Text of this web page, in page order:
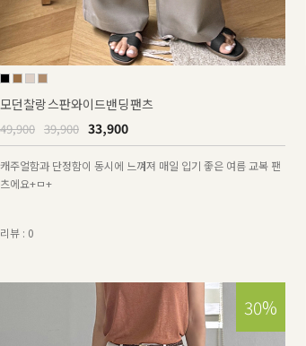
모던찰랑스판와이드밴딩팬츠
49,900 39,900 33,900
캐주얼함과 단정함이 동시에 느껴져 매일 입기 좋은 여름 교복 팬
츠에요+ㅁ+
리뷰 : 0
30%